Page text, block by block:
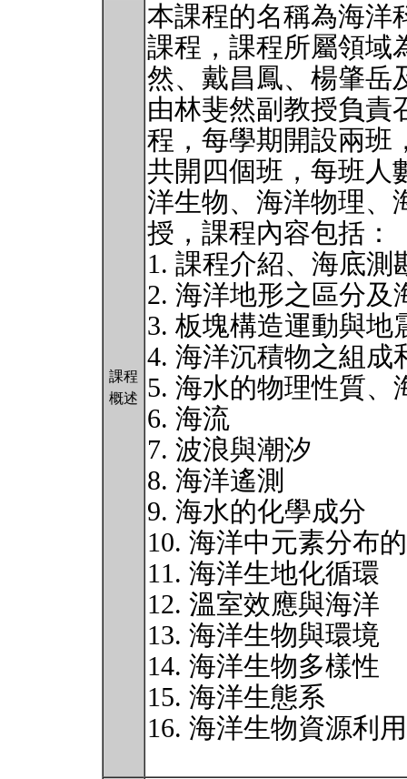
課程
概述
本課程的名稱為海洋
課程，課程所屬領域
然、戴昌鳳、楊肇岳
由林斐然副教授負責
程，每學期開設兩班
共開四個班，每班人
洋生物、海洋物理、
授，課程內容包括：
1. 課程介紹、海底測
2. 海洋地形之區分及
3. 板塊構造運動與地
4. 海洋沉積物之組成
5. 海水的物理性質、
6. 海流
7. 波浪與潮汐
8. 海洋遙測
9. 海水的化學成分
10. 海洋中元素分布
11. 海洋生地化循環
12. 溫室效應與海洋
13. 海洋生物與環境
14. 海洋生物多樣性
15. 海洋生態系
16. 海洋生物資源利